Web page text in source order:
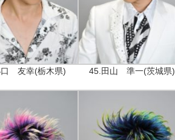
口 友幸(栃木県) 45.田山 準一(茨城県)